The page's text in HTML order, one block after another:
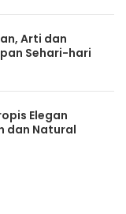
Arti dan
Sehari-hari
Elegan
dan Natural